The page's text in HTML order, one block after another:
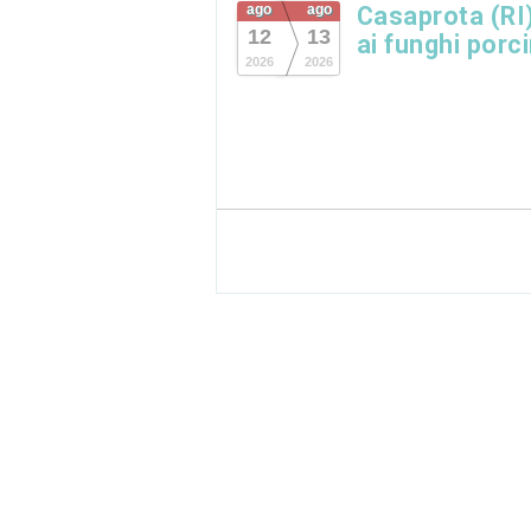
ago
12
2026
ago
13
2026
Casaprota
ai funghi